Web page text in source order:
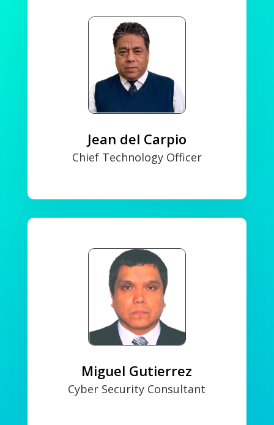
Jean del Carpio
Chief Technology Officer
Miguel Gutierrez
Cyber Security Consultant